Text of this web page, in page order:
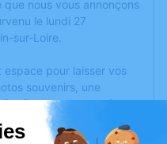
que nous vous annonçons
le lundi 27
sur-Loire.
pour laisser vos
souvenirs, une
à travers des poèmes
lieu d'expression dédié à